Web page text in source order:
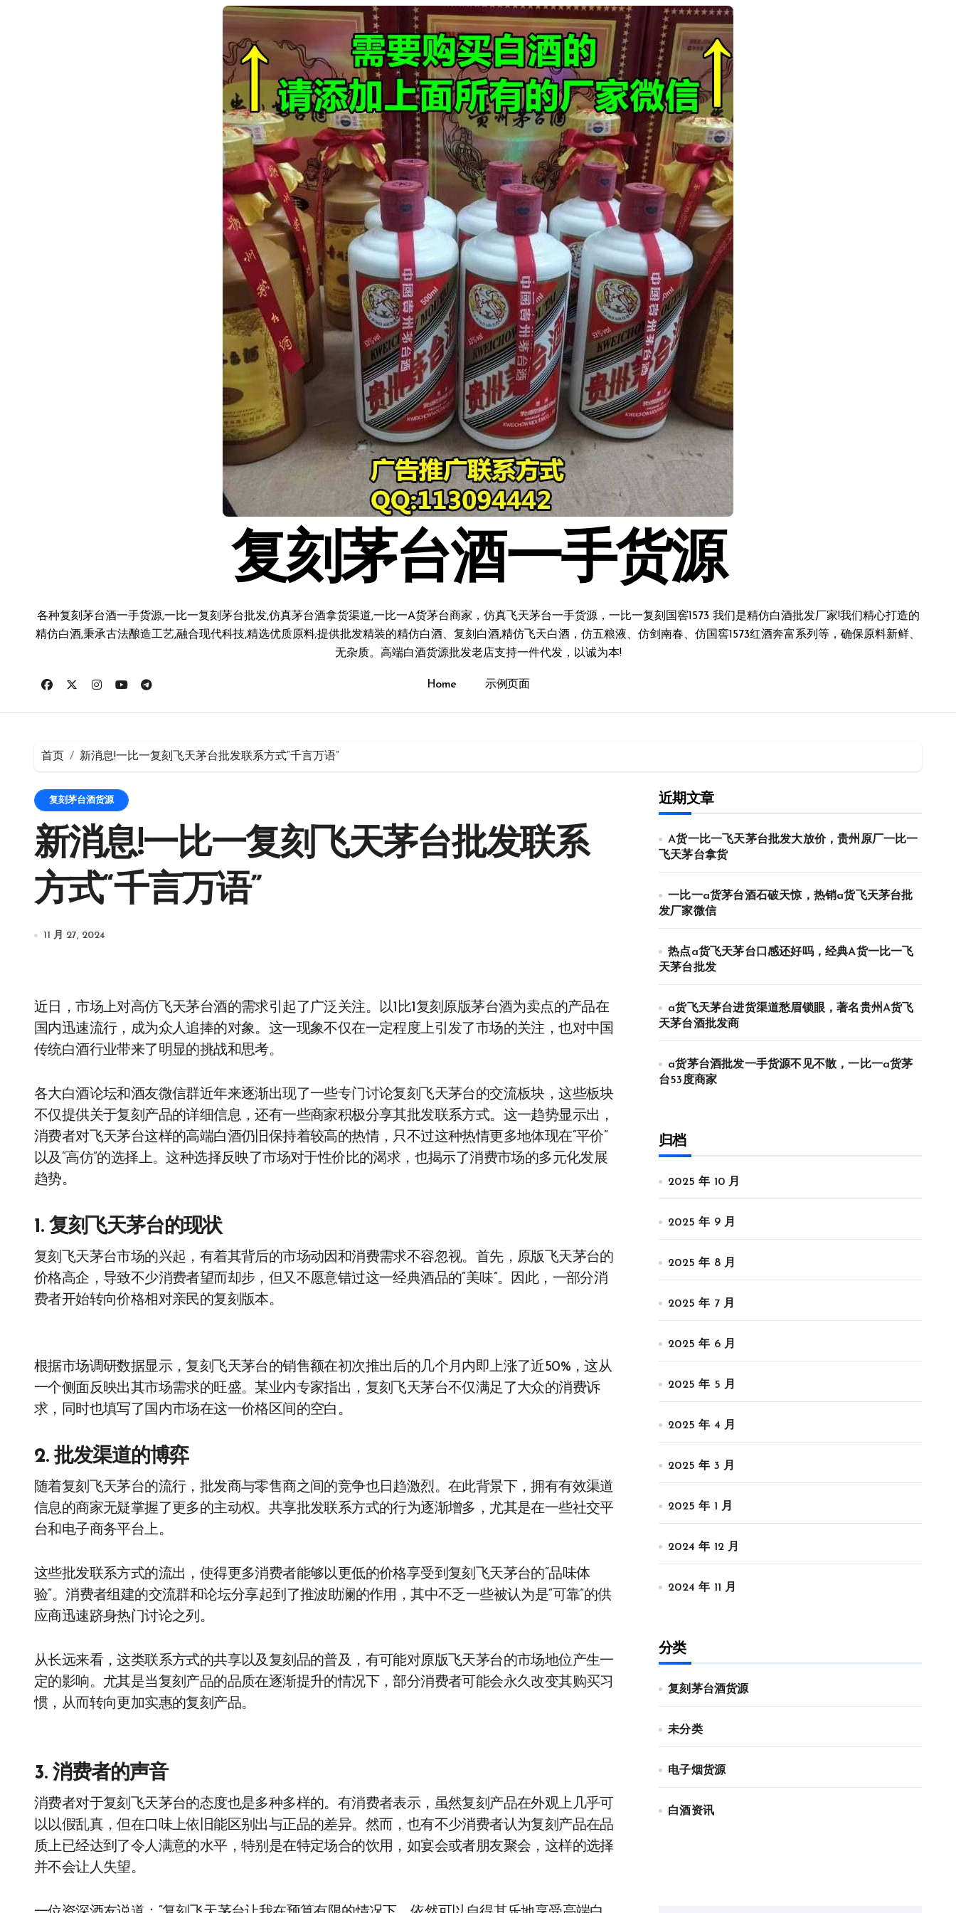
复刻茅台酒一手货源
各种复刻茅台酒一手货源,一比一复刻茅台批发,仿真茅台酒拿货渠道,一比一A货茅台商家，仿真飞天茅台一手货源，一比一复刻国窖1573 我们是精仿白酒批发厂家!我们精心打造的
精仿白酒,秉承古法酿造工艺,融合现代科技,精选优质原料;提供批发精装的精仿白酒、复刻白酒,精仿飞天白酒，仿五粮液、仿剑南春、仿国窖1573红酒奔富系列等，确保原料新鲜、
无杂质。高端白酒货源批发老店支持一件代发，以诚为本!
Home 示例页面
首页 新消息!一比一复刻飞天茅台批发联系方式“千言万语”
复刻茅台酒货源
新消息!一比一复刻飞天茅台批发联系
方式“千言万语”
11 月 27, 2024
近日，市场上对高仿飞天茅台酒的需求引起了广泛关注。以1比1复刻原版茅台酒为卖点的产品在
国内迅速流行，成为众人追捧的对象。这一现象不仅在一定程度上引发了市场的关注，也对中国
传统白酒行业带来了明显的挑战和思考。
各大白酒论坛和酒友微信群近年来逐渐出现了一些专门讨论复刻飞天茅台的交流板块，这些板块
不仅提供关于复刻产品的详细信息，还有一些商家积极分享其批发联系方式。这一趋势显示出，
消费者对飞天茅台这样的高端白酒仍旧保持着较高的热情，只不过这种热情更多地体现在“平价”
以及“高仿”的选择上。这种选择反映了市场对于性价比的渴求，也揭示了消费市场的多元化发展
趋势。
1. 复刻飞天茅台的现状
复刻飞天茅台市场的兴起，有着其背后的市场动因和消费需求不容忽视。首先，原版飞天茅台的
价格高企，导致不少消费者望而却步，但又不愿意错过这一经典酒品的“美味”。因此，一部分消
费者开始转向价格相对亲民的复刻版本。
根据市场调研数据显示，复刻飞天茅台的销售额在初次推出后的几个月内即上涨了近50%，这从
一个侧面反映出其市场需求的旺盛。某业内专家指出，复刻飞天茅台不仅满足了大众的消费诉
求，同时也填写了国内市场在这一价格区间的空白。
2. 批发渠道的博弈
随着复刻飞天茅台的流行，批发商与零售商之间的竞争也日趋激烈。在此背景下，拥有有效渠道
信息的商家无疑掌握了更多的主动权。共享批发联系方式的行为逐渐增多，尤其是在一些社交平
台和电子商务平台上。
这些批发联系方式的流出，使得更多消费者能够以更低的价格享受到复刻飞天茅台的“品味体
验”。消费者组建的交流群和论坛分享起到了推波助澜的作用，其中不乏一些被认为是“可靠”的供
应商迅速跻身热门讨论之列。
从长远来看，这类联系方式的共享以及复刻品的普及，有可能对原版飞天茅台的市场地位产生一
定的影响。尤其是当复刻产品的品质在逐渐提升的情况下，部分消费者可能会永久改变其购买习
惯，从而转向更加实惠的复刻产品。
3. 消费者的声音
消费者对于复刻飞天茅台的态度也是多种多样的。有消费者表示，虽然复刻产品在外观上几乎可
以以假乱真，但在口味上依旧能区别出与正品的差异。然而，也有不少消费者认为复刻产品在品
质上已经达到了令人满意的水平，特别是在特定场合的饮用，如宴会或者朋友聚会，这样的选择
并不会让人失望。
近期文章
A货一比一飞天茅台批发大放价，贵州原厂一比一
飞天茅台拿货
一比一a货茅台酒石破天惊，热销a货飞天茅台批
发厂家微信
热点a货飞天茅台口感还好吗，经典A货一比一飞
天茅台批发
a货飞天茅台进货渠道愁眉锁眼，著名贵州A货飞
天茅台酒批发商
a货茅台酒批发一手货源不见不散，一比一a货茅
台53度商家
归档
2025 年 10 月
2025 年 9 月
2025 年 8 月
2025 年 7 月
2025 年 6 月
2025 年 5 月
2025 年 4 月
2025 年 3 月
2025 年 1 月
2024 年 12 月
2024 年 11 月
分类
复刻茅台酒货源
未分类
电子烟货源
白酒资讯